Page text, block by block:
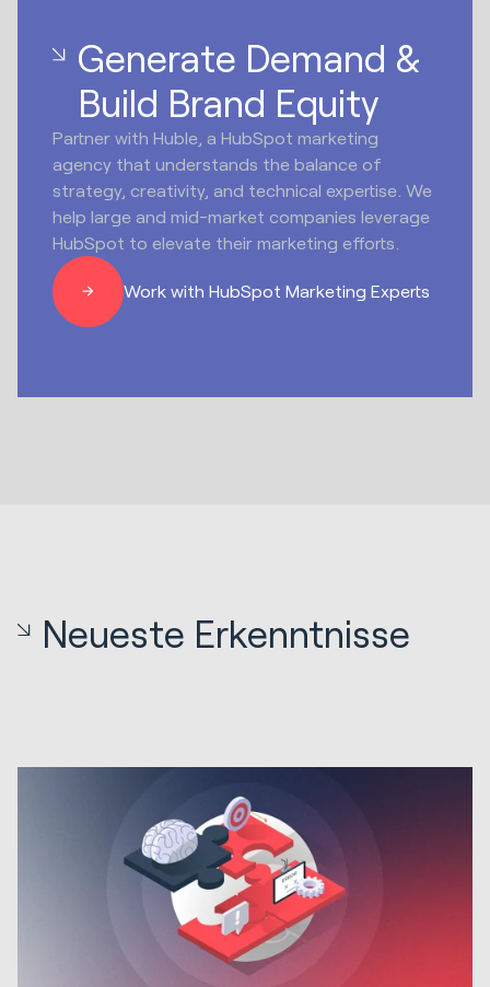
Generate Demand &
Build Brand Equity
Partner with Huble, a HubSpot marketing
agency that understands the balance of
strategy, creativity, and technical expertise. We
help large and mid-market companies leverage
HubSpot to elevate their marketing efforts.
Work with HubSpot Marketing Experts
Neueste Erkenntnisse